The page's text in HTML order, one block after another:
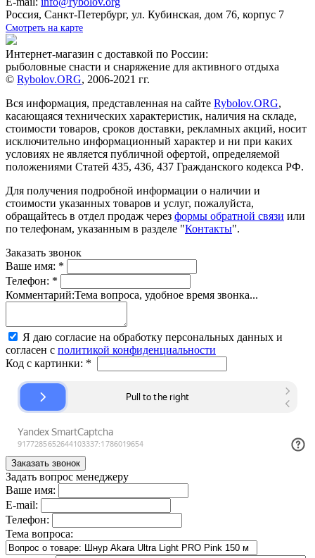
Россия, Санкт-Петербург, ул. Кубинская, дом 76, корпус 7
Смотреть на карте
Интернет-магазин с доставкой по России:
рыболовные снасти и снаряжение для активного отдыха
© Rybolov.ORG, 2006-2021 гг.
Вся информация, представленная на сайте Rybolov.ORG,
касающаяся технических характеристик, наличия на складе,
стоимости товаров, сроков доставки, рекламных акций, носит
исключительно информационный характер и ни при каких
условиях не является публичной офертой, определяемой
положениями Статей 435, 436, 437 Гражданского кодекса РФ.
Для получения подробной информации о наличии и
стоимости указанных товаров и услуг, пожалуйста,
обращайтесь в отдел продаж через формы обратной связи или
по телефонам, указанным в разделе "Контакты".
Заказать звонок
Ваше имя: *
Телефон: *
Комментарий:Тема вопроса, удобное время звонка...
Я даю согласие на обработку персональных данных и
согласен с политикой конфиденциальности
Код с картинки: *
Задать вопрос менеджеру
Ваше имя:
E-mail:
Телефон:
Тема вопроса: